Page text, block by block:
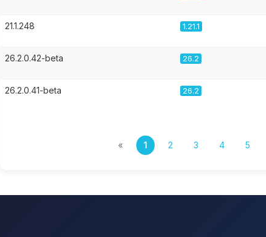
21.1.248 1.21.1
26.2.0.42-beta 26.2
26.2.0.41-beta 26.2
« 1 2 3 4 5